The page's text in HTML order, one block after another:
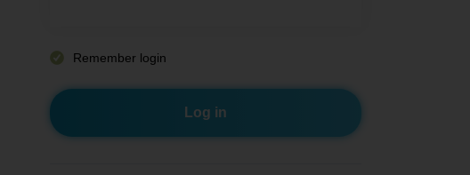
Remember login